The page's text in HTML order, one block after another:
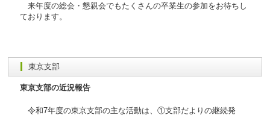
来年度の総会・懇親会でもたくさんの卒業生の参加をお待ちし
ております。
東京支部
東京支部の近況報告
令和7年度の東京支部の主な活動は、①支部だよりの継続発